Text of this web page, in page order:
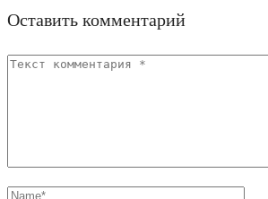
Оставить комментарий